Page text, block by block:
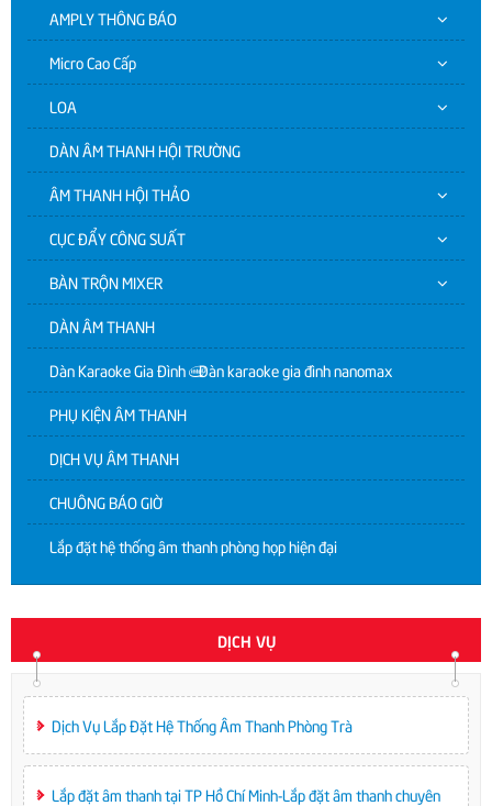
AMPLY THÔNG BÁO
Micro Cao Cấp
LOA
DÀN ÂM THANH HỘI TRƯỜNG
ÂM THANH HỘI THẢO
CỤC ĐẨY CÔNG SUẤT
BÀN TRỘN MIXER
DÀN ÂM THANH
Dàn Karaoke Gia Đình | Dàn karaoke gia đình nanomax
PHỤ KIỆN ÂM THANH
DỊCH VỤ ÂM THANH
CHUÔNG BÁO GIỜ
Lắp đặt hệ thống âm thanh phòng họp hiện đại
DỊCH VỤ
Dịch Vụ Lắp Đặt Hệ Thống Âm Thanh Phòng Trà
Lắp đặt âm thanh tại TP Hồ Chí Minh-Lắp đặt âm thanh chuyên